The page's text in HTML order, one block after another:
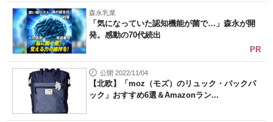
森永乳業
「気になっていた認知機能が菌で…」森永が開
発。感動の70代続出
PR
公開 2022/11/04
【北欧】「moz（モズ）のリュック・バックパ
ック」おすすめ6選＆Amazonラン...